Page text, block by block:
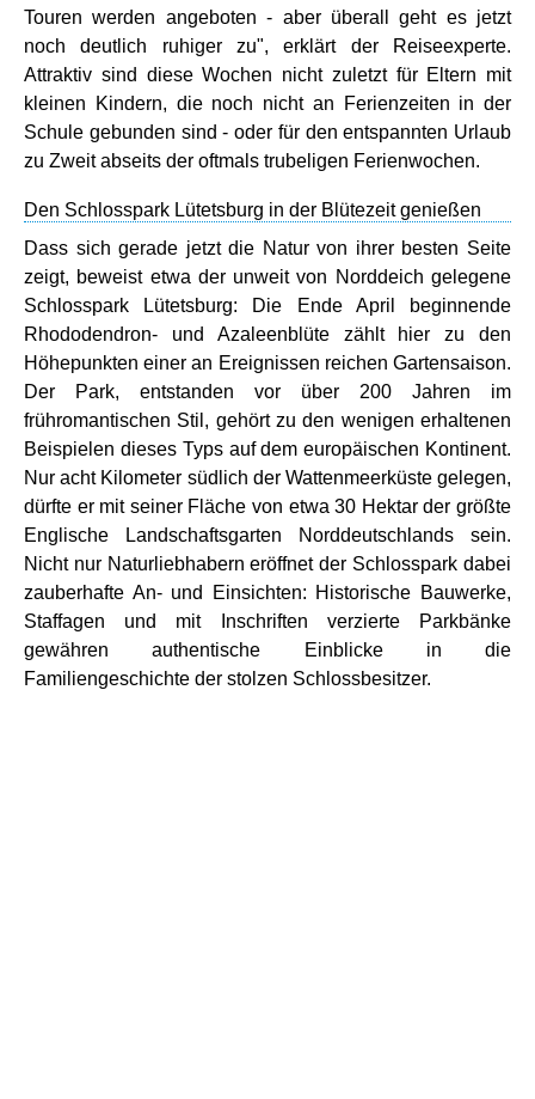
Touren werden angeboten - aber überall geht es jetzt
noch deutlich ruhiger zu", erklärt der Reiseexperte.
Attraktiv sind diese Wochen nicht zuletzt für Eltern mit
kleinen Kindern, die noch nicht an Ferienzeiten in der
Schule gebunden sind - oder für den entspannten Urlaub
zu Zweit abseits der oftmals trubeligen Ferienwochen.
Den Schlosspark Lütetsburg in der Blütezeit genießen
Dass sich gerade jetzt die Natur von ihrer besten Seite
zeigt, beweist etwa der unweit von Norddeich gelegene
Schlosspark Lütetsburg: Die Ende April beginnende
Rhododendron- und Azaleenblüte zählt hier zu den
Höhepunkten einer an Ereignissen reichen Gartensaison.
Der Park, entstanden vor über 200 Jahren im
frühromantischen Stil, gehört zu den wenigen erhaltenen
Beispielen dieses Typs auf dem europäischen Kontinent.
Nur acht Kilometer südlich der Wattenmeerküste gelegen,
dürfte er mit seiner Fläche von etwa 30 Hektar der größte
Englische Landschaftsgarten Norddeutschlands sein.
Nicht nur Naturliebhabern eröffnet der Schlosspark dabei
zauberhafte An- und Einsichten: Historische Bauwerke,
Staffagen und mit Inschriften verzierte Parkbänke
gewähren authentische Einblicke in die
Familiengeschichte der stolzen Schlossbesitzer.